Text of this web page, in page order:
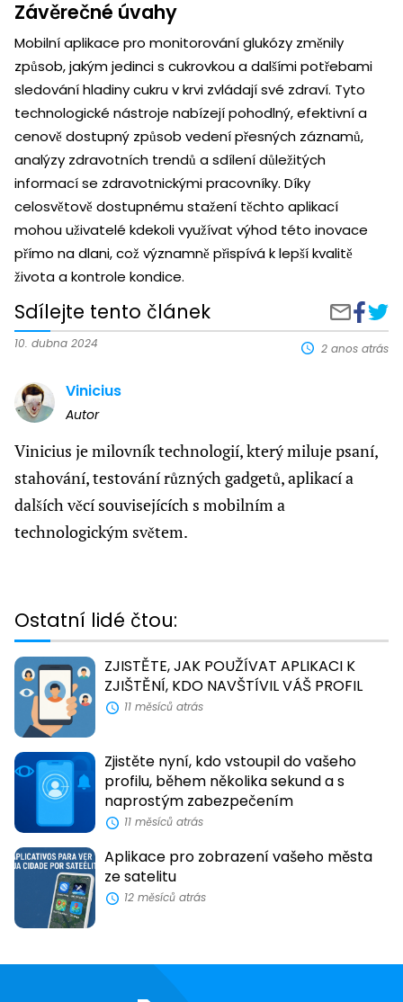
10. dubna 2024 2 anos atrás
Závěrečné úvahy
Mobilní aplikace pro monitorování glukózy změnily
způsob, jakým jedinci s cukrovkou a dalšími potřebami
sledování hladiny cukru v krvi zvládají své zdraví. Tyto
technologické nástroje nabízejí pohodlný, efektivní a
cenově dostupný způsob vedení přesných záznamů,
analýzy zdravotních trendů a sdílení důležitých
informací se zdravotnickými pracovníky. Díky
celosvětově dostupnému stažení těchto aplikací
mohou uživatelé kdekoli využívat výhod této inovace
přímo na dlani, což významně přispívá k lepší kvalitě
života a kontrole kondice.
Sdílejte tento článek
Sdílejte
e-
Sdílet
na pro
Vinicius
Autor
Vinicius je milovník technologií, který miluje psaní,
stahování, testování různých gadgetů, aplikací a
dalších věcí souvisejících s mobilním a
technologickým světem.
Ostatní lidé čtou:
ZJISTĚTE, JAK POUŽÍVAT APLIKACI K
ZJIŠTĚNÍ, KDO NAVŠTÍVIL VÁŠ PROFIL
11 měsíců atrás
Zjistěte nyní, kdo vstoupil do vašeho
profilu, během několika sekund a s
naprostým zabezpečením
11 měsíců atrás
Aplikace pro zobrazení vašeho města
ze satelitu
12 měsíců atrás